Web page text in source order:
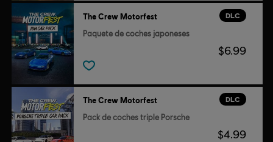
DLC
The Crew Motorfest
Paquete de coches japoneses
$6.99
DLC
The Crew Motorfest
Pack de coches triple Porsche
$4.99